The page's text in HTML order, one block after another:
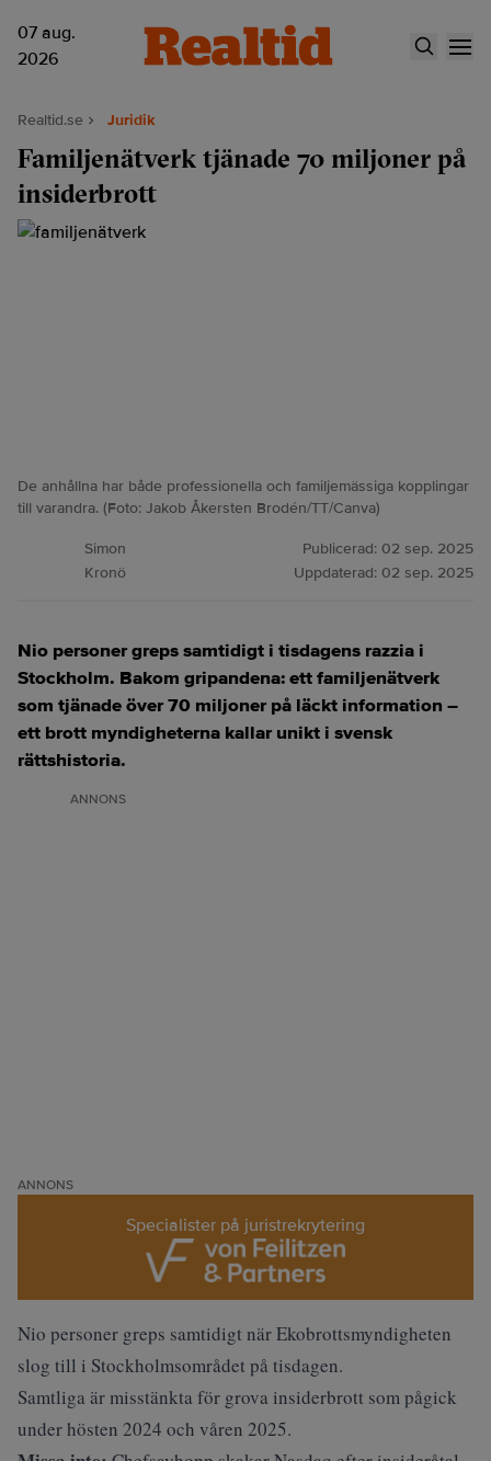
07 aug.
2026
Realtid.se Juridik
Familjenätverk tjänade 70 miljoner på
insiderbrott
De anhållna har både professionella och familjemässiga kopplingar
till varandra. (Foto: Jakob Åkersten Brodén/TT/Canva)
Simon
Kronö
Publicerad: 02 sep. 2025
Uppdaterad: 02 sep. 2025
Nio personer greps samtidigt i tisdagens razzia i
Stockholm. Bakom gripandena: ett familjenätverk
som tjänade över 70 miljoner på läckt information –
ett brott myndigheterna kallar unikt i svensk
rättshistoria.
ANNONS
ANNONS
Specialister på juristrekrytering
Nio personer greps samtidigt när Ekobrottsmyndigheten
slog till i Stockholmsområdet på tisdagen.
Samtliga är misstänkta för grova insiderbrott som pågick
under hösten 2024 och våren 2025.